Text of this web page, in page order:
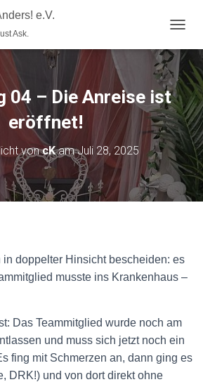
e.V.
Ask.
A
V
I
G
A
T
O
N
U
M
T
E
04 – Die Anreise ist
eröffnet!
voncKamJuli 28, 2025
doppelter Hinsicht bescheiden: es
musste ins Krankenhaus –
Das Teammitglied wurde noch am
und muss sich jetzt noch ein
fing mit Schmerzen an, dann ging es
DRK!) und von dort direkt ohne